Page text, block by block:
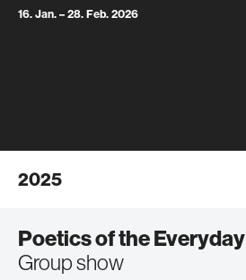
16. Jan. – 28. Feb. 2026
2025
Poetics of the Everyday
Group show